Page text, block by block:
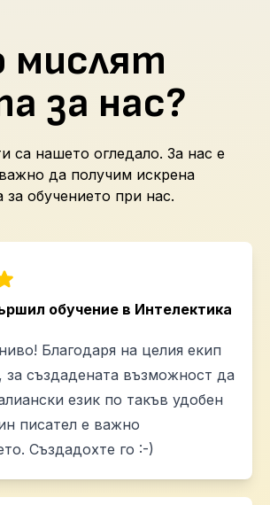
мислят
за нас?
са нашето огледало. За нас е
да получим искрена
за обучението при нас.
обучение в Интелектика
Благодаря на целия екип
за създадената възможност да
език по такъв удобен
писател е важно
Създадохте го :-)